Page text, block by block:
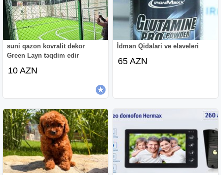
suni qazon kovralit dekor
Green Layn təqdim edir
10 AZN
İdman Qidalari ve elaveleri
65 AZN